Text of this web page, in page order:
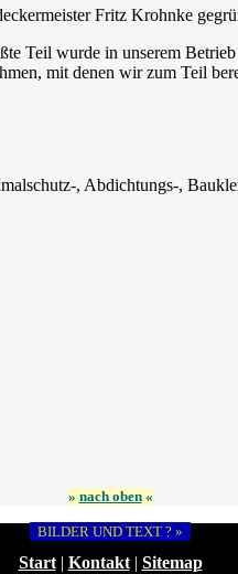
Fritz Krohnke
Teil wurde in unserem
mit denen wir zum Teil
, Abdichtungs-,
» nach oben«
BILDER UND TEXT ? »
Start| Kontakt| Sitemap